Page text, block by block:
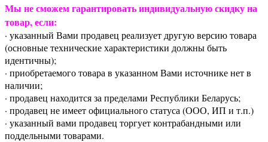
Мы не сможем гарантировать индивидуальную скидку на
товар, если:
· указанный Вами продавец реализует другую версию товара
(основные технические характеристики должны быть
идентичны);
· приобретаемого товара в указанном Вами источнике нет в
наличии;
· продавец находится за пределами Республики Беларусь;
· продавец не имеет официального статуса (ООО, ИП и т.п.)
· указанный вами продавец торгует контрабандными или
поддельными товарами.